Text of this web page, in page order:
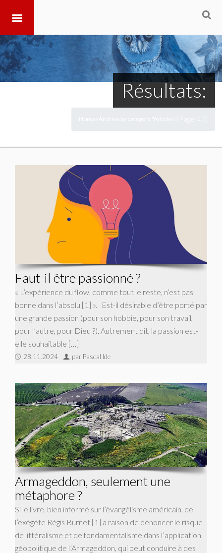
Résultats:
Faut-il être passionné ?
« L’expérience du flow, comme tout le reste, n’est pas
bonne dans l’absolu [1] ». Est-il désirable d’être porté par
une grande passion (pour son hobbie, pour son travail,
pour l’autre, pour Dieu ?). Autrement dit, la passion est-
elle souhaitable […]
28.11.2024 par Pascal Ide
Armageddon, seulement une
métaphore ?
Si le livre, bien informé sur l’évangélisme américain, de
l’exégète Régis Burnet [1] a raison de dénoncer le risque
de littéralisme et de fondamentalisme dans l’application
géopolitique de l’Armageddon, qui peut conduire à des